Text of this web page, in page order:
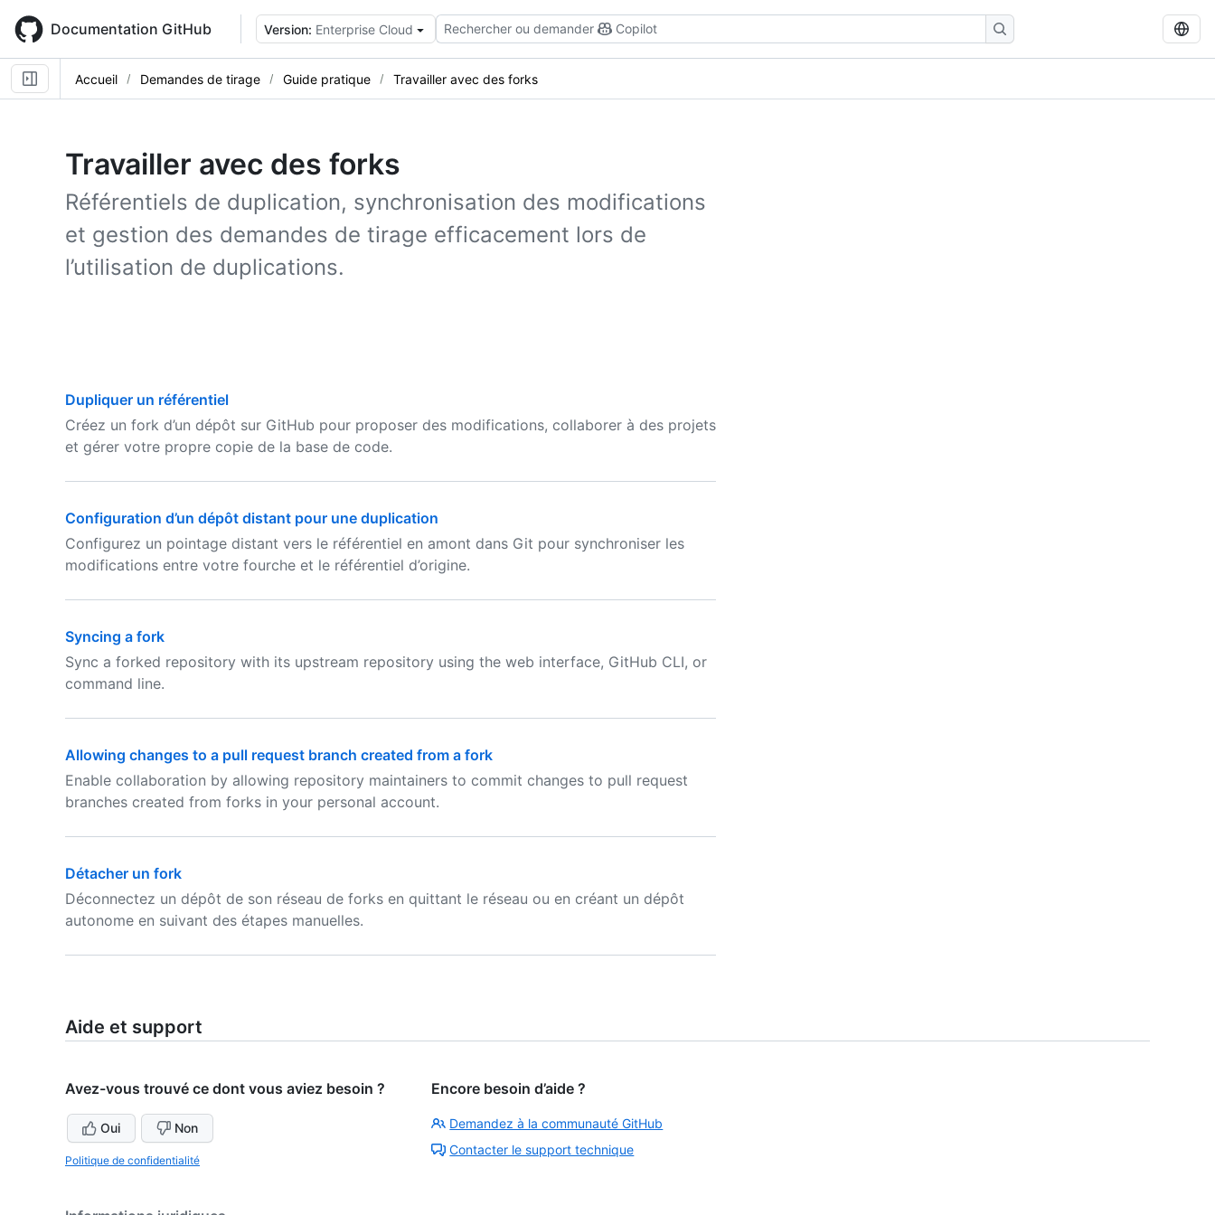
main
content
Documentation GitHub Version: Enterprise Cloud Rechercher ou demander Copilot
Accueil Demandes de tirage Guide pratique Travailler avec des forks
Travailler avec des forks
Référentiels de duplication, synchronisation des modifications
et gestion des demandes de tirage efficacement lors de
l’utilisation de duplications.
Dupliquer un référentiel
Créez un fork d’un dépôt sur GitHub pour proposer des modifications, collaborer à des projets
et gérer votre propre copie de la base de code.
Configuration d’un dépôt distant pour une duplication
Configurez un pointage distant vers le référentiel en amont dans Git pour synchroniser les
modifications entre votre fourche et le référentiel d’origine.
Syncing a fork
Sync a forked repository with its upstream repository using the web interface, GitHub CLI, or
command line.
Allowing changes to a pull request branch created from a fork
Enable collaboration by allowing repository maintainers to commit changes to pull request
branches created from forks in your personal account.
Détacher un fork
Déconnectez un dépôt de son réseau de forks en quittant le réseau ou en créant un dépôt
autonome en suivant des étapes manuelles.
Aide et support
Avez-vous trouvé ce dont vous aviez besoin ?
Oui Non
Politique de confidentialité
Encore besoin d’aide ?
Demandez à la communauté GitHub
Contacter le support technique